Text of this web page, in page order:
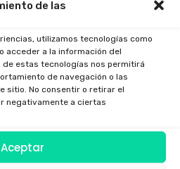
de las
utilizamos tecnologías como
acceder a la información del
estas tecnologías nos permitirá
de navegación o las
sitio. No consentir o retirar el
negativamente a ciertas
Aceptar
ENAIRE (5)
FOTOGRAFIAS DRONE(1)
FPV (1)
GALICIA (3) GOGGLES(1)
(3)